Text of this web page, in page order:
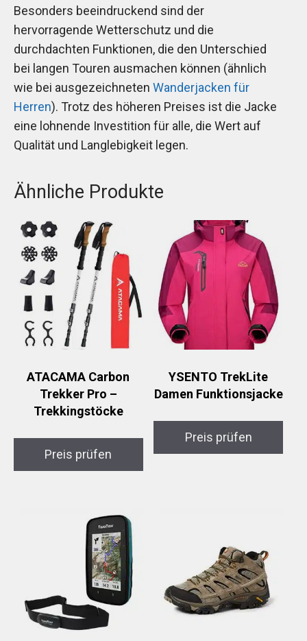
Besonders beeindruckend sind der
hervorragende Wetterschutz und die
durchdachten Funktionen, die den Unterschied
bei langen Touren ausmachen können (ähnlich
wie bei ausgezeichneten Wanderjacken für
Herren). Trotz des höheren Preises ist die Jacke
eine lohnende Investition für alle, die Wert auf
Qualität und Langlebigkeit legen.
Ähnliche Produkte
ATACAMA Carbon
Trekker Pro –
Trekkingstöcke
Preis prüfen
YSENTO TrekLite
Damen Funktionsjacke
Preis prüfen